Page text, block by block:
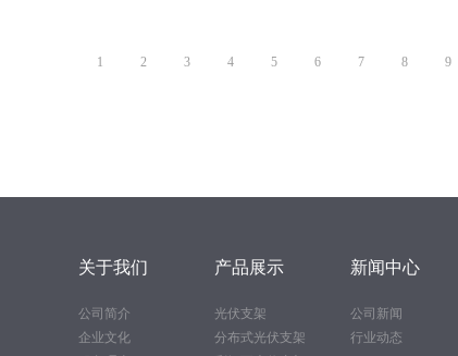
1
2 3 4 5 6 7 8 9
关于我们
公司简介
企业文化
产品展示
光伏支架
分布式光伏支架
新闻中心
公司新闻
行业动态